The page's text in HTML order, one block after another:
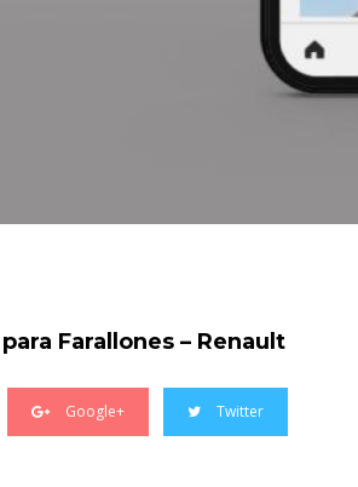
Farallones – Renault
Google+ Twitter